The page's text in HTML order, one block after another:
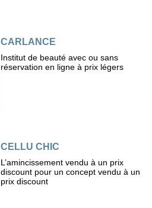
CARLANCE
Institut de beauté avec ou sans
réservation en ligne à prix légers
CELLU CHIC
L’amincissement vendu à un prix
discount pour un concept vendu à un
prix discount